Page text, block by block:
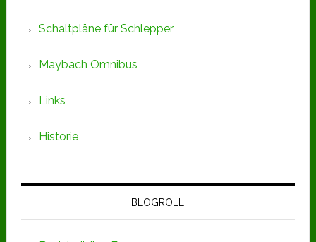
Schaltpläne für Schlepper
Maybach Omnibus
Links
Historie
BLOGROLL